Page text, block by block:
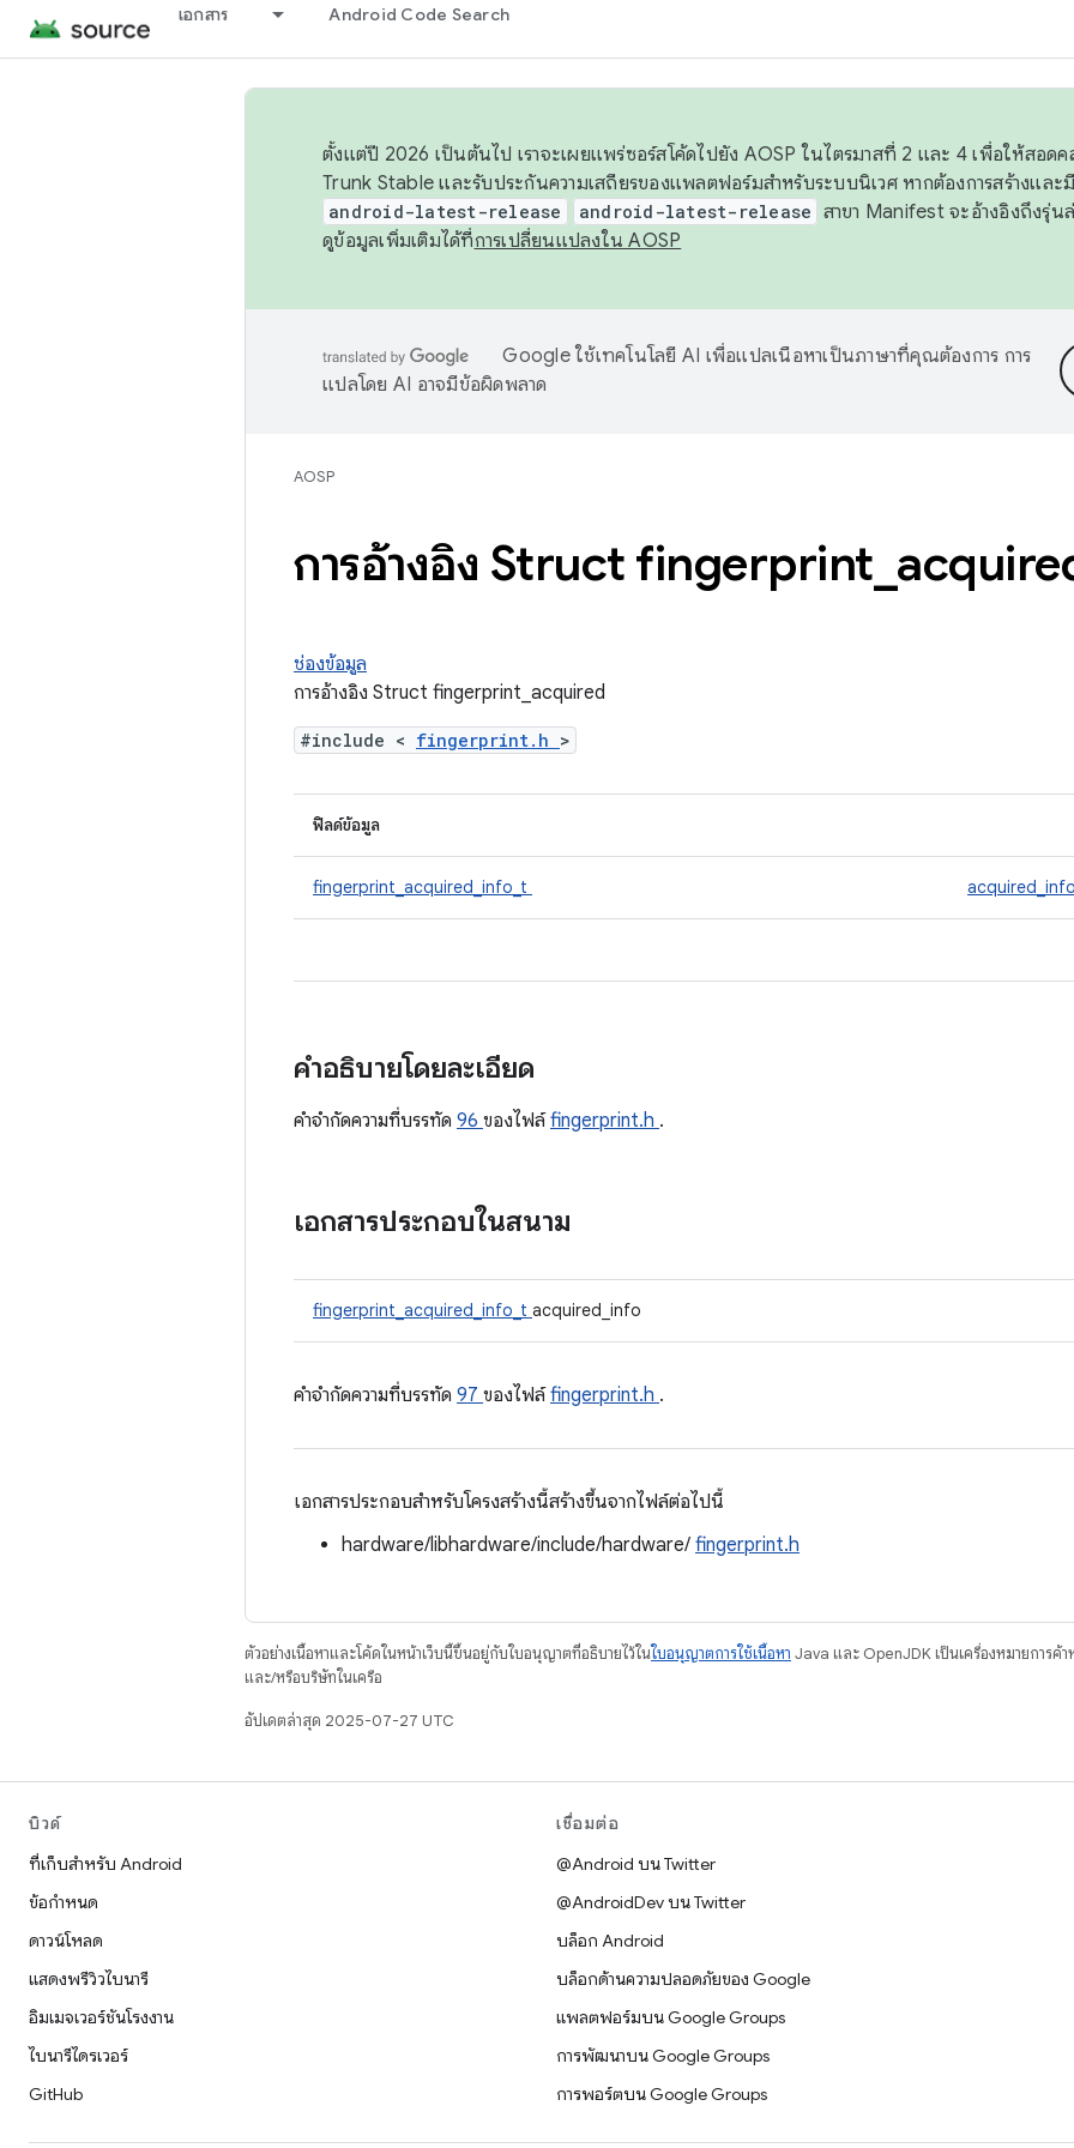
เอกสาร Android Code Search
ตั้งแต่ปี 2026 เป็นต้นไป เราจะเผยแพร่ซอร์สโค้ดไปยัง AOSP ในไตรมาสที่ 2 และ 4 เพื่อให้สอด
Trunk Stable และรับประกันความเสถียรของแพลตฟอร์มสำหรับระบบนิเวศ หากต้องการสร้างและ
android-latest-release android-latest-release สาขา Manifest จะอ้างอิงถึงรุ่
ดูข้อมูลเพิ่มเติมได้ที่การเปลี่ยนแปลงใน AOSP
Google ใช้เทคโนโลยี AI เพื่อแปลเนื้อหาเป็นภาษาที่คุณต้องการ การ
แปลโดย AI อาจมีข้อผิดพลาด
AOSP
การอ้างอิง Struct fingerprint
ช่องข้อมูล
การอ้างอิง Struct fingerprint_acquired
#include < fingerprint.h >
ฟิลด์ข้อมูล
fingerprint_acquired_info_t
คำอธิบายโดยละเอียด
คําจํากัดความที่บรรทัด 96 ของไฟล์fingerprint.h .
เอกสารประกอบในสนาม
fingerprint_acquired_info_t acquired_info
คําจํากัดความที่บรรทัด 97 ของไฟล์fingerprint.h .
เอกสารประกอบสำหรับโครงสร้างนี้สร้างขึ้นจากไฟล์ต่อไปนี้
hardware/libhardware/include/hardware/ fingerprint.h
ตัวอย่างเนื้อหาและโค้ดในหน้าเว็บนี้ขึ้นอยู่กับใบอนุญาตที่อธิบายไว้ในใบอนุญาตการใช้เนื้อหา Java และ OpenJDK เป็นเครื่องหมายการค้
และ/หรือบริษัทในเครือ
อัปเดตล่าสุด 2025-07-27 UTC
บิวด์
ที่เก็บสำหรับ Android
ข้อกำหนด
ดาวน์โหลด
แสดงพรีวิวไบนารี
อิมเมจเวอร์ชันโรงงาน
ไบนารีไดรเวอร์
GitHub
เชื่อมต่อ
@Android บน Twitter
@AndroidDev บน Twitter
บล็อก Android
บล็อกด้านความปลอดภัยของ Google
แพลตฟอร์มบน Google Groups
การพัฒนาบน Google Groups
การพอร์ตบน Google Groups